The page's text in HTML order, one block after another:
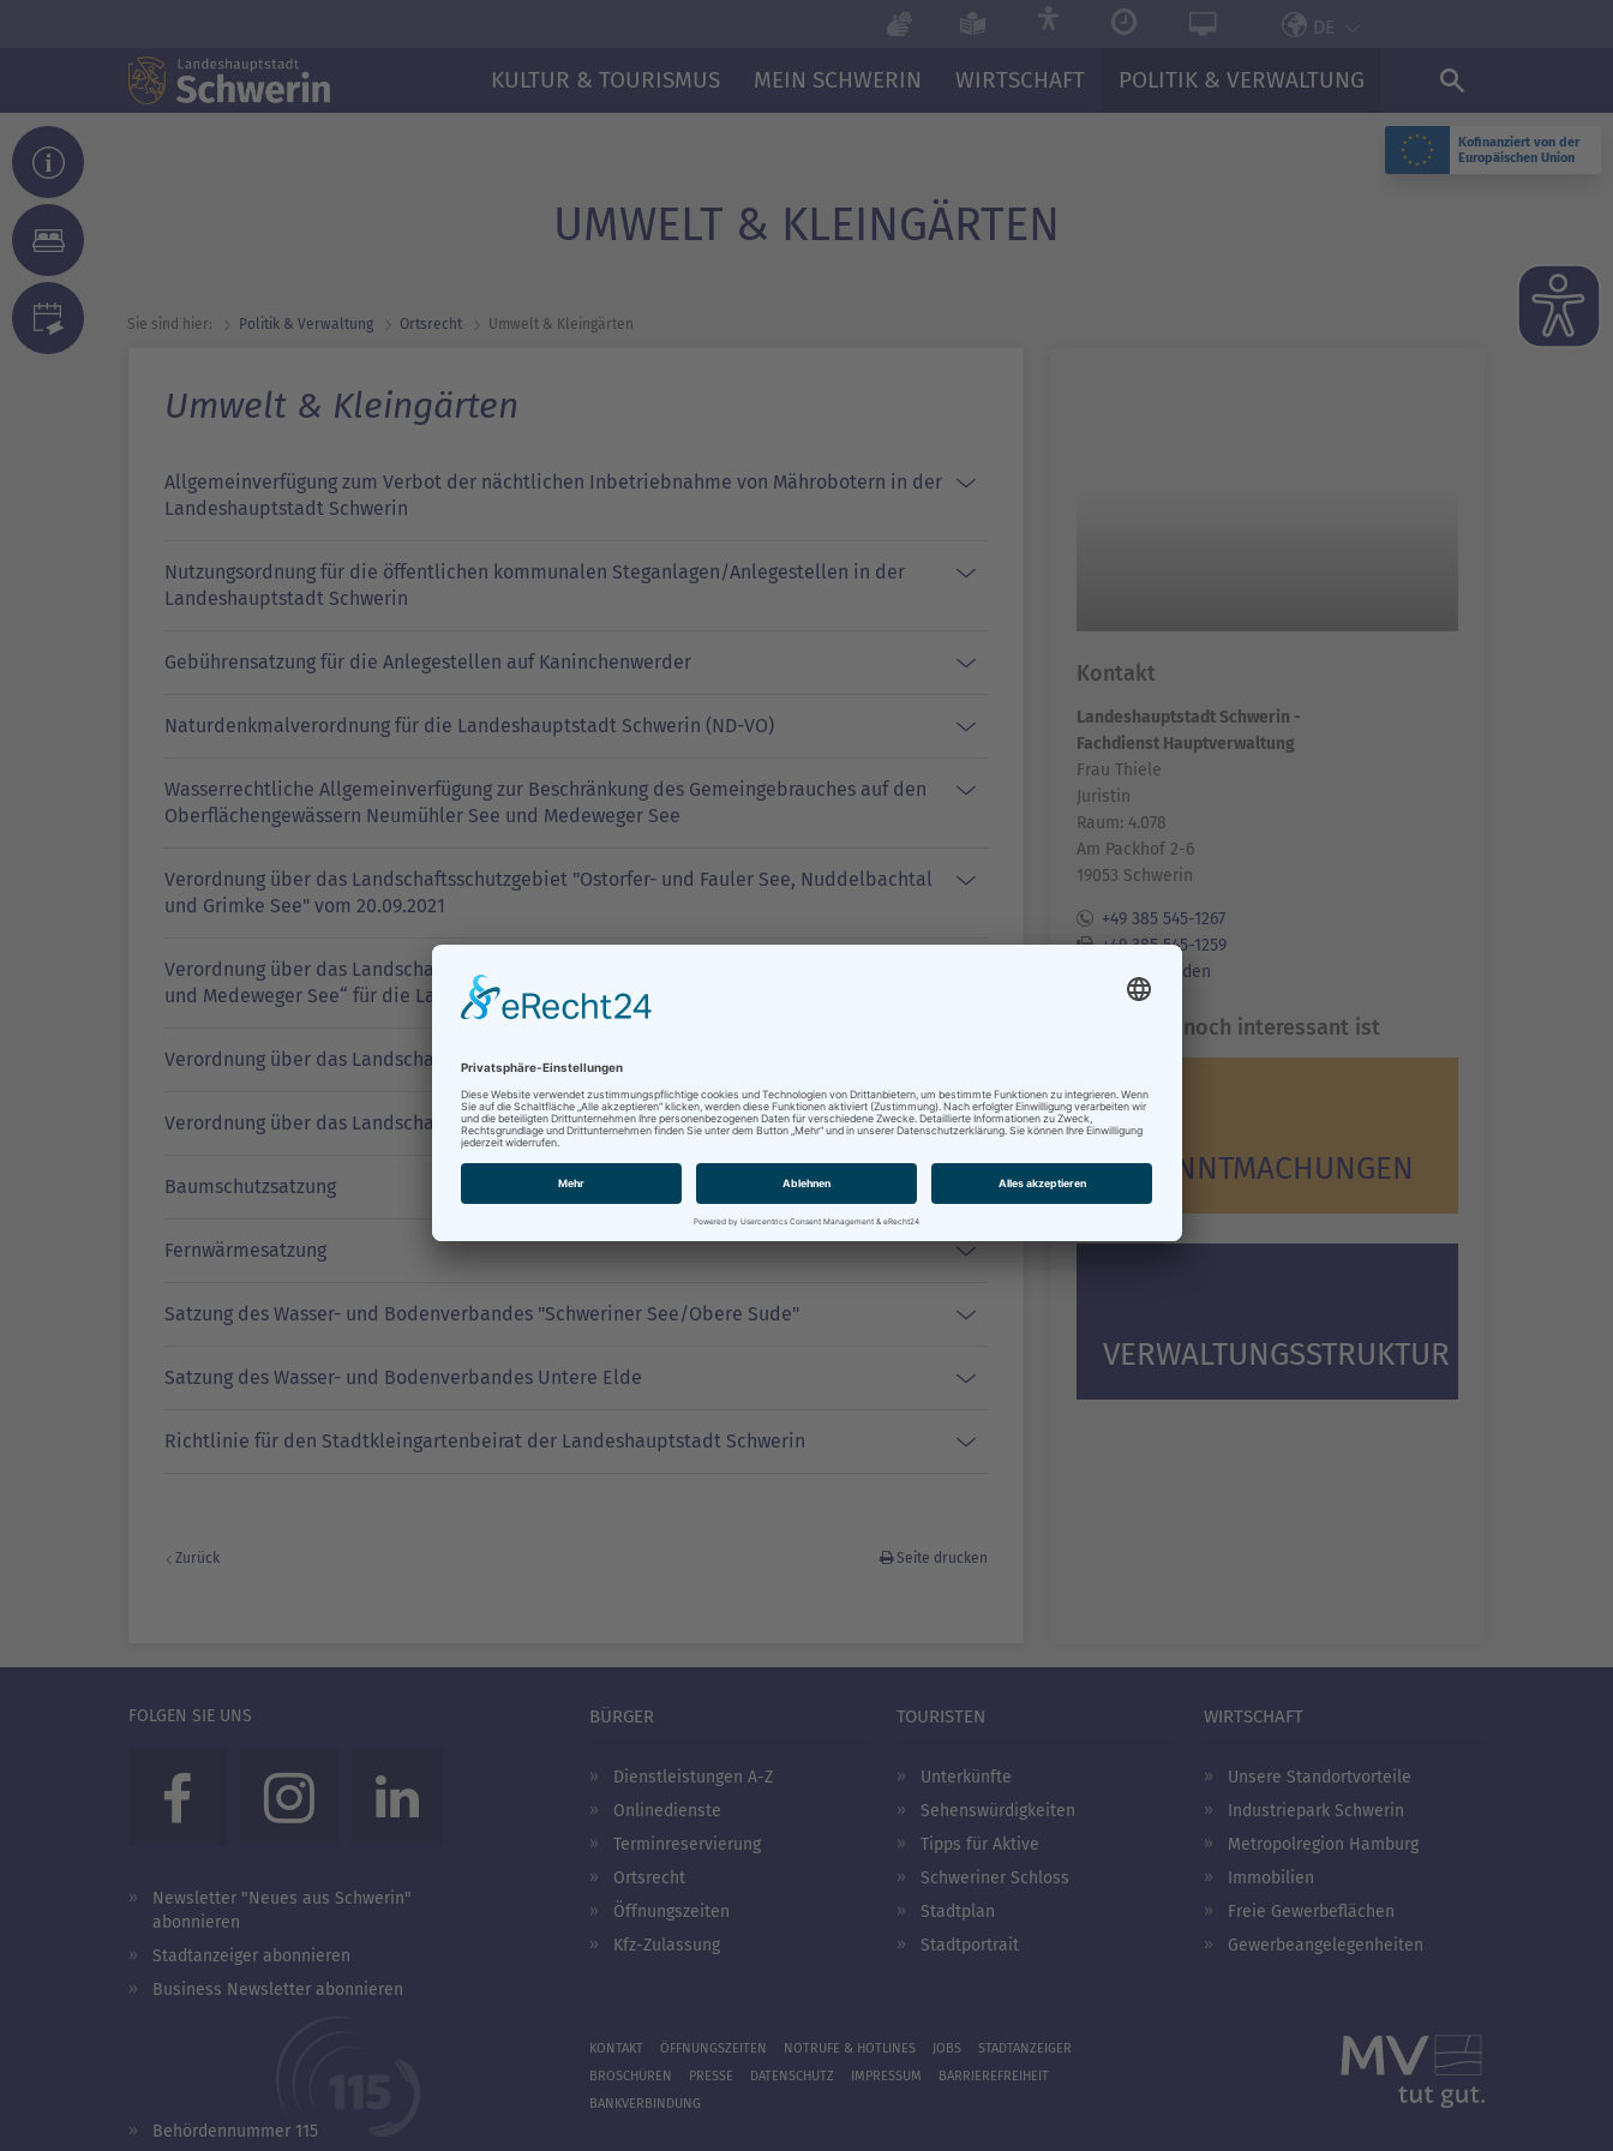
Kofinanziert von der
Europäischen Union
DE
KULTUR & TOURISMUS MEIN SCHWERIN WIRTSCHAFT POLITIK & VERWALTUNG
UMWELT & KLEINGÄRTEN
Sie sind hier: Politik & Verwaltung Ortsrecht Umwelt & Kleingärten
Umwelt & Kleingärten
Allgemeinverfügung zum Verbot der nächtlichen Inbetriebnahme von Mährobotern in der
Landeshauptstadt Schwerin
Nutzungsordnung für die öffentlichen kommunalen Steganlagen/Anlegestellen in der
Landeshauptstadt Schwerin
Gebührensatzung für die Anlegestellen auf Kaninchenwerder
Naturdenkmalverordnung für die Landeshauptstadt Schwerin (ND-VO)
Wasserrechtliche Allgemeinverfügung zur Beschränkung des Gemeingebrauches auf den
Oberflächengewässern Neumühler See und Medeweger See
Verordnung über das Landschaftsschutzgebiet "Ostorfer- und Fauler See, Nuddelbachtal
und Grimke See" vom 20.09.2021
Verordnung über das Landschaftsschutzgebiet „Schweriner Innensee, Ziegelaußensee
und Medeweger See“ für die Landeshauptstadt Schwerin
Verordnung über das Landschaftsschutzgebiet "Siebendörfer Moor"
Verordnung über das Landschaftsschutzgebiet "Göhrener Tannen Nord"
Baumschutzsatzung
Fernwärmesatzung
Satzung des Wasser- und Bodenverbandes "Schweriner See/Obere Sude"
Satzung des Wasser- und Bodenverbandes Untere Elde
Richtlinie für den Stadtkleingartenbeirat der Landeshauptstadt Schwerin
Zurück Seite drucken
Kontakt
Landeshauptstadt Schwerin -
Fachdienst Hauptverwaltung
Frau Thiele
Juristin
Raum: 4.078
Am Packhof 2-6
19053 Schwerin
+49 385 545-1267
+49 385 545-1259
E-Mail senden
Was sonst noch interessant ist
BEKANNTMACHUNGEN
VERWALTUNGSSTRUKTUR
FOLGEN SIE UNS
Newsletter "Neues aus Schwerin"
abonnieren
Stadtanzeiger abonnieren
Business Newsletter abonnieren
Behördennummer 115
BÜRGER
Dienstleistungen A-Z
Onlinedienste
Terminreservierung
Ortsrecht
Öffnungszeiten
Kfz-Zulassung
TOURISTEN
Unterkünfte
Sehenswürdigkeiten
Tipps für Aktive
Schweriner Schloss
Stadtplan
Stadtportrait
WIRTSCHAFT
Unsere Standortvorteile
Industriepark Schwerin
Metropolregion Hamburg
Immobilien
Freie Gewerbeflächen
Gewerbeangelegenheiten
KONTAKT ÖFFNUNGSZEITEN NOTRUFE & HOTLINES JOBS
STADTANZEIGER
BROSCHÜREN
PRESSE DATENSCHUTZ IMPRESSUM
BARRIEREFREIHEIT
BANKVERBINDUNG